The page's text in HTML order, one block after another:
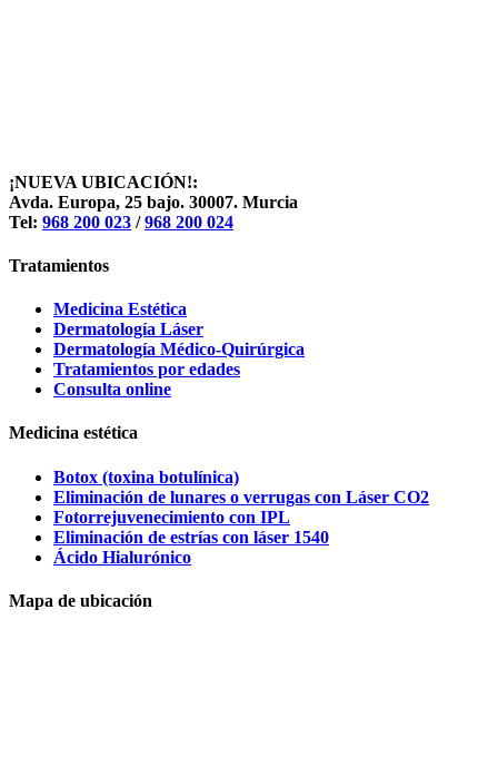
¡NUEVA UBICACIÓN!:
Avda. Europa, 25 bajo. 30007. Murcia
Tel: 968 200 023 /968 200 024
Tratamientos
Medicina Estética
Dermatología Láser
Dermatología Médico-Quirúrgica
Tratamientos por edades
Consulta online
Medicina estética
Botox (toxina botulínica)
Eliminación de lunares o verrugas con Láser CO2
Fotorrejuvenecimiento con IPL
Eliminación de estrías con láser 1540
Ácido Hialurónico
Mapa de ubicación